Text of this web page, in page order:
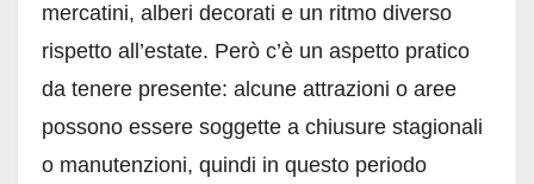
mercatini, alberi decorati e un ritmo diverso
rispetto all’estate. Però c’è un aspetto pratico
da tenere presente: alcune attrazioni o aree
possono essere soggette a chiusure stagionali
o manutenzioni, quindi in questo periodo